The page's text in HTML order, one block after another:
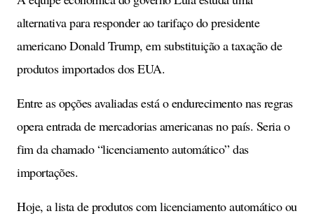
alternativa para responder ao tarifaço do presidente
americano Donald Trump, em substituição a taxação de
produtos importados dos EUA.
Entre as opções avaliadas está o endurecimento nas regras
opera entrada de mercadorias americanas no país. Seria o
fim da chamado “licenciamento automático” das
importações.
Hoje, a lista de produtos com licenciamento automático ou